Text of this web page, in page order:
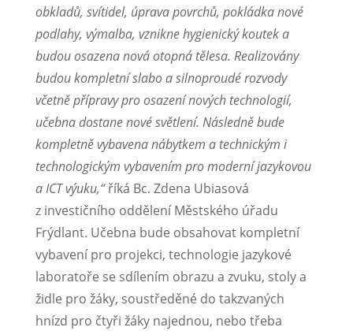
obkladů, svítidel, úprava povrchů, pokládka nové
podlahy, výmalba, vznikne hygienický koutek a
budou osazena nová otopná tělesa. Realizovány
budou kompletní slabo a silnoproudé rozvody
včetně přípravy pro osazení nových technologií,
učebna dostane nové světlení. Následně bude
kompletně vybavena nábytkem a technickým i
technologickým vybavením pro moderní jazykovou
a ICT výuku,“říká Bc. Zdena Ubiasová
z investičního oddělení Městského úřadu
Frýdlant. Učebna bude obsahovat kompletní
vybavení pro projekci, technologie jazykové
laboratoře se sdílením obrazu a zvuku, stoly a
židle pro žáky, soustředěné do takzvaných
hnízd pro čtyři žáky najednou, nebo třeba